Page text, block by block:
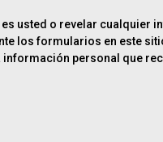
usted o revelar
los formularios en este
personal que